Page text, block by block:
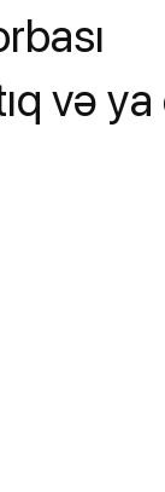
və ya